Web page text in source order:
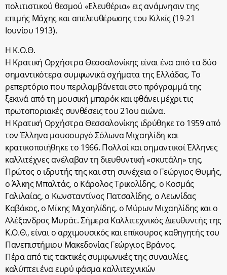
πολιτιστικού θεσμού «Ελευθέρια» εις ανάμνησιν της
επιμής Μάχης και απελευθέρωσης του Κιλκίς (19-21
Ιουνίου 1913).
Η Κ.Ο.Θ.
Η Κρατική Ορχήστρα Θεσσαλονίκης είναι ένα από τα δύο
σημαντικότερα συμφωνικά σχήματα της Ελλάδας. Το
ρεπερτόριο που περιλαμβάνεται στο πρόγραμμά της
ξεκινά από τη μουσική μπαρόκ και φθάνει μέχρι τις
πρωτοποριακές συνθέσεις του 21ου αιώνα.
Η Κρατική Ορχήστρα Θεσσαλονίκης ιδρύθηκε το 1959 από
τον Έλληνα μουσουργό Σόλωνα Μιχαηλίδη και
κρατικοποιήθηκε το 1966. Πολλοί και σημαντικοί Έλληνες
καλλιτέχνες ανέλαβαν τη διευθυντική «σκυτάλη» της.
Πρώτος ο ιδρυτής της και στη συνέχεια ο Γεώργιος Θυμής,
ο Άλκης Μπαλτάς, ο Κάρολος Τρικολίδης, ο Κοσμάς
Γαλιλαίας, ο Κωνσταντίνος Πατσαλίδης, ο Λεωνίδας
Καβάκος, ο Μίκης Μιχαηλίδης, ο Μύρων Μιχαηλίδης και ο
Αλέξανδρος Μυράτ. Σήμερα Καλλιτεχνικός Διευθυντής της
Κ.Ο.Θ., είναι ο αρχιμουσικός και επίκουρος καθηγητής του
Πανεπιστήμιου Μακεδονίας Γεώργιος Βράνος.
Πέρα από τις τακτικές συμφωνικές της συναυλίες,
καλύπτει ένα ευρύ φάσμα καλλιτεχνικών